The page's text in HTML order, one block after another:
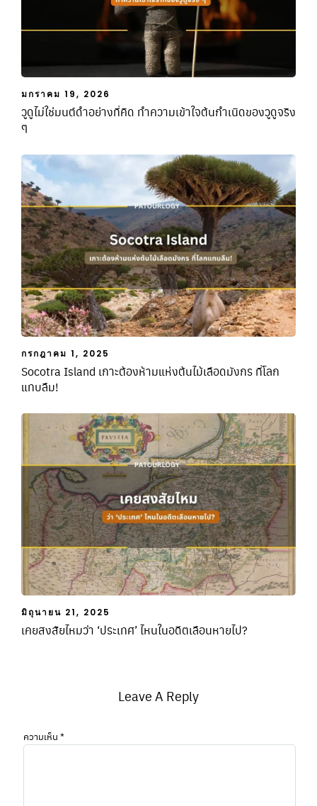
มกราคม 19, 2026
วูดูไม่ใช่มนต์ดำอย่างที่คิด ทำความเข้าใจต้นกำเนิดของวูดูจริง
ๆ
กรกฎาคม 1, 2025
Socotra Island เกาะต้องห้ามแห่งต้นไม้เลือดมังกร ที่โลก
แทบลืม!
มิถุนายน 21, 2025
เคยสงสัยไหมว่า ‘ประเทศ’ ไหนในอดีตเลือนหายไป?
Leave A Reply
ความเห็น *